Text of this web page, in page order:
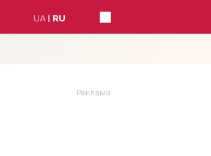
UA RU
Реклама